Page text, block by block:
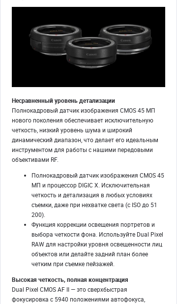
Несравненный уровень детализации
Полнокадровый датчик изображения CMOS 45 МП
нового поколения обеспечивает исключительную
четкость, низкий уровень шума и широкий
динамический диапазон, что делает его идеальным
инструментом для работы с нашими передовыми
объективами RF.
Полнокадровый датчик изображения CMOS 45
МП и процессор DIGIC X. Исключительная
четкость и детализация в любых условиях
съемки, даже при нехватке света (с ISO до 51
200).
Функция коррекции освещения портретов и
выбора четкости фона. Используйте Dual Pixel
RAW для настройки уровня освещенности лиц
объектов или делайте задний план более
четким при съемке пейзажей.
Высокая четкость, полная концентрация
Dual Pixel CMOS AF II — это сверхбыстрая
фокусировка с 5940 положениями автофокуса,